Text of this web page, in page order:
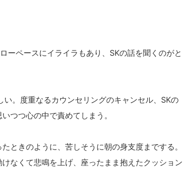
ーペースにイライラもあり、SKの話を聞くのがと
。度重なるカウンセリングのキャンセル、SKの
つつ心の中で責めてしまう。
ときのように、苦しそうに朝の身支度までする。
なくて悲鳴を上げ、座ったまま抱えたクッション